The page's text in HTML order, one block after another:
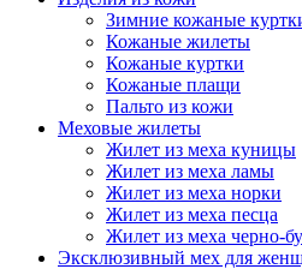
Зимние кожаные
Кожаные жилеты
Кожаные куртки
Кожаные плащи
Пальто из кожи
Меховые жилеты
Жилет из меха куницы
Жилет из меха ламы
Жилет из меха норки
Жилет из меха песца
Жилет из меха черно-
Эксклюзивный мех для